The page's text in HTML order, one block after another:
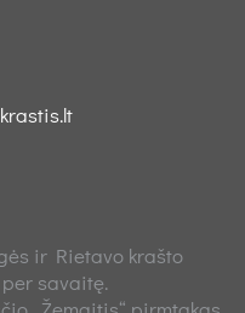
ir Rietavo krašto
savaitę.